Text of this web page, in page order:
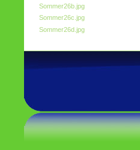
Sommer26b.jpg
Sommer26c.jpg
Sommer26d.jpg